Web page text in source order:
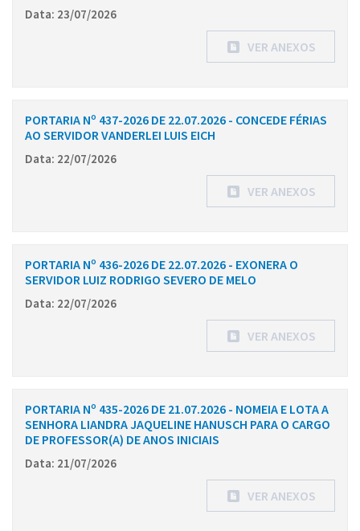
Data: 23/07/2026
VER ANEXOS
PORTARIA Nº 437-2026 DE 22.07.2026 - CONCEDE FÉRIAS
AO SERVIDOR VANDERLEI LUIS EICH
Data: 22/07/2026
VER ANEXOS
PORTARIA Nº 436-2026 DE 22.07.2026 - EXONERA O
SERVIDOR LUIZ RODRIGO SEVERO DE MELO
Data: 22/07/2026
VER ANEXOS
PORTARIA Nº 435-2026 DE 21.07.2026 - NOMEIA E LOTA A
SENHORA LIANDRA JAQUELINE HANUSCH PARA O CARGO
DE PROFESSOR(A) DE ANOS INICIAIS
Data: 21/07/2026
VER ANEXOS